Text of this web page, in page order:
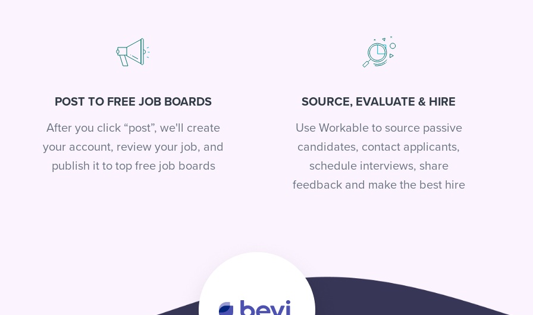
POST TO FREE JOB BOARDS
After you click “post”, we'll create
your account, review your job, and
publish it to top free job boards
SOURCE, EVALUATE & HIRE
Use Workable to source passive
candidates, contact applicants,
schedule interviews, share
feedback and make the best hire